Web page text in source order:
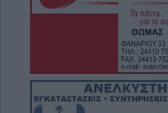
8 Αυγούστου 2026, 19:28
Την Δευτέρα 10 Αυγούστου η
Κωνσταντίνου Πλεξίδα
Την Κυριακή 9 Αυγούστου η
Θωμαΐτσας Τσιούκα
8 Αυγούστου 2026, 17:42